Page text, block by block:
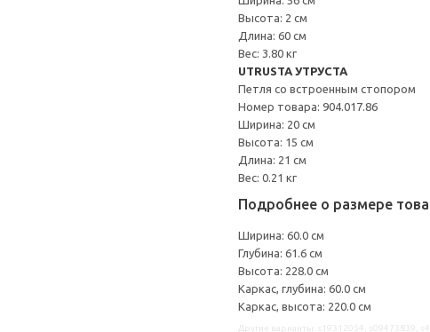
Высота: 2 см
Длина: 60 см
Вес: 3.80 кг
UTRUSTA УТРУСТА
Петля со встроенным стопором
Номер товара: 904.017.86
Ширина: 20 см
Высота: 15 см
Длина: 21 см
Вес: 0.21 кг
Подробнее о размере
Ширина: 60.0 см
Глубина: 61.6 см
Высота: 228.0 см
Каркас, глубина: 60.0 см
Каркас, высота: 220.0 см